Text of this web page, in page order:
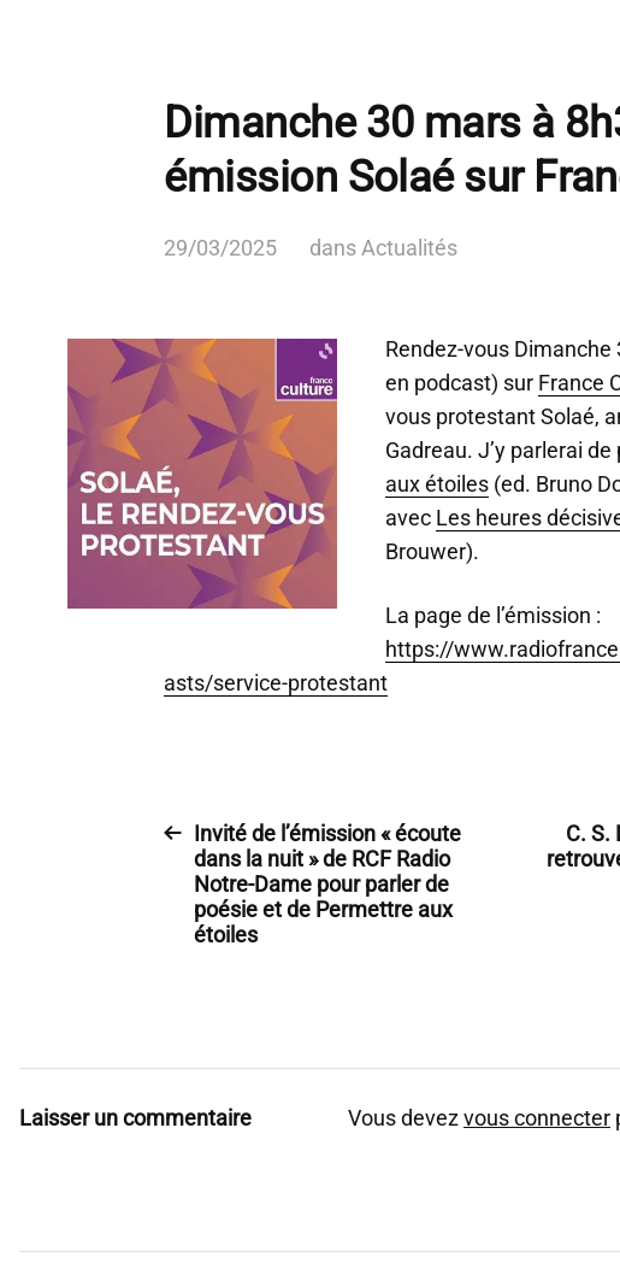
Dimanche 30 mars à
émission Solaé sur
29/03/2025 dans Actualités
Rendez-vous
en podcast) sur France
vous protestant Solaé,
Gadreau. J’y parlerai
aux étoiles (ed. Bruno
avec Les heures
Brouwer).
La page de l’émission :
https://
asts/service-protestant
Invité de l’émission « écoute
dans la nuit » de RCF Radio
Notre-Dame pour parler de
poésie et de Permettre aux
étoiles
C. S.
Laisser un commentaire Vous devezvous connecter